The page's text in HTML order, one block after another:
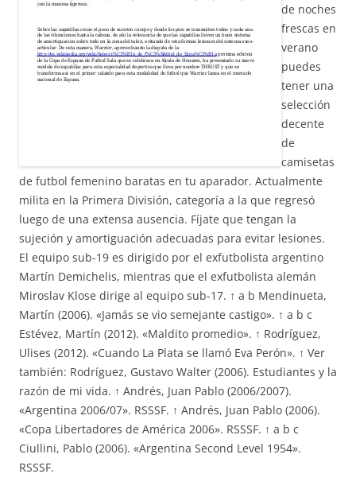
de noches
frescas en
verano
puedes
tener una
selección
decente
de
camisetas
de futbol femenino baratas en tu aparador. Actualmente
milita en la Primera División, categoría a la que regresó
luego de una extensa ausencia. Fíjate que tengan la
sujeción y amortiguación adecuadas para evitar lesiones.
El equipo sub-19 es dirigido por el exfutbolista argentino
Martín Demichelis, mientras que el exfutbolista alemán
Miroslav Klose dirige al equipo sub-17. ↑ a b Mendinueta,
Martín (2006). «Jamás se vio semejante castigo». ↑ a b c
Estévez, Martín (2012). «Maldito promedio». ↑ Rodríguez,
Ulises (2012). «Cuando La Plata se llamó Eva Perón». ↑ Ver
también: Rodríguez, Gustavo Walter (2006). Estudiantes y la
razón de mi vida. ↑ Andrés, Juan Pablo (2006/2007).
«Argentina 2006/07». RSSSF. ↑ Andrés, Juan Pablo (2006).
«Copa Libertadores de América 2006». RSSSF. ↑ a b c
Ciullini, Pablo (2006). «Argentina Second Level 1954».
RSSSF.